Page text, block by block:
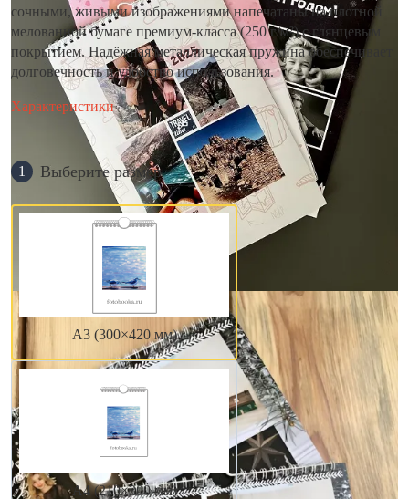
сочными, живыми изображениями напечатаны на плотной
мелованной бумаге премиум-класса (250 г/м²) с глянцевым
покрытием. Надёжная металлическая пружина обеспечивает
долговечность и удобство использования.
Характеристики
1 Выберите размер
А3 (300×420 мм)
А4 (210×300 мм)